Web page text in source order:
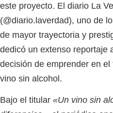
este proyecto. El diario La
(@diario.laverdad), uno de
de mayor trayectoria y
dedicó un extenso reportaje
decisión de emprender en
vino sin alcohol.
Bajo el titular «Un vino sin